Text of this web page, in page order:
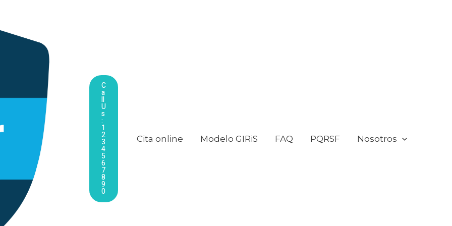
C
A
Ll
U
S
:
1
2
3
4
5
6
7
8
9
0
Cita online Modelo GIRiS FAQ PQRSF Nosotros